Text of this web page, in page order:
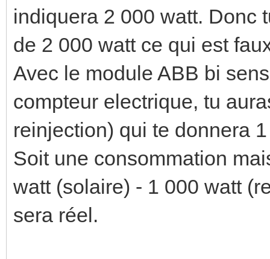
indiquera 2 000 watt. Donc
de 2 000 watt ce qui est
Avec le module ABB bi
compteur electrique, tu
reinjection) qui te donnera
Soit une consommation
watt (solaire) - 1 000 watt
sera réel.